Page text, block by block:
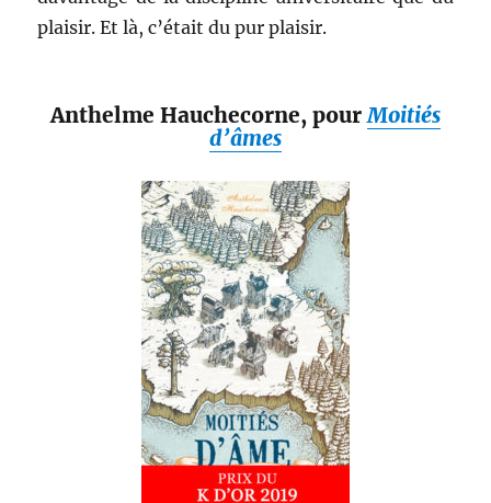
plaisir. Et là, c’était du pur plaisir.
Anthelme Hauchecorne, pourMoitiés
d’âmes